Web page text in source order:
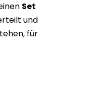
Set
und
für